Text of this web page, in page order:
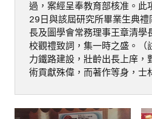
過，案經呈奉教育部核准。此
29日與該屆研究所畢業生典
長及圖學會常務理事王章清學
校觀禮致詞，集一時之盛。（
力鐵路建設，壯齡出長上庠，
術貢獻殊偉，而著作等身，士